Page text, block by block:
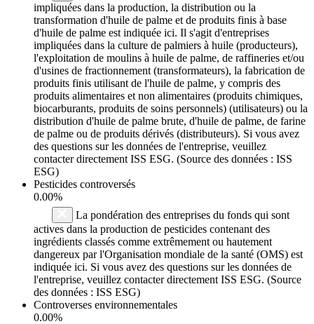
impliquées dans la production, la distribution ou la
transformation d'huile de palme et de produits finis à base
d'huile de palme est indiquée ici. Il s'agit d'entreprises
impliquées dans la culture de palmiers à huile (producteurs),
l'exploitation de moulins à huile de palme, de raffineries et/ou
d'usines de fractionnement (transformateurs), la fabrication de
produits finis utilisant de l'huile de palme, y compris des
produits alimentaires et non alimentaires (produits chimiques,
biocarburants, produits de soins personnels) (utilisateurs) ou la
distribution d'huile de palme brute, d'huile de palme, de farine
de palme ou de produits dérivés (distributeurs). Si vous avez
des questions sur les données de l'entreprise, veuillez
contacter directement ISS ESG. (Source des données : ISS
ESG)
Pesticides controversés
0.00%
La pondération des entreprises du fonds qui sont
actives dans la production de pesticides contenant des
ingrédients classés comme extrêmement ou hautement
dangereux par l'Organisation mondiale de la santé (OMS) est
indiquée ici. Si vous avez des questions sur les données de
l'entreprise, veuillez contacter directement ISS ESG. (Source
des données : ISS ESG)
Controverses environnementales
0.00%